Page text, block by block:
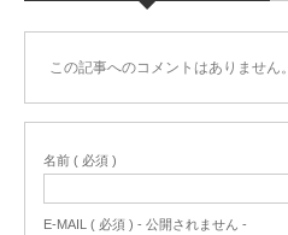
この記事へのコメントはありません。
名前 ( 必須 )
E-MAIL ( 必須 ) - 公開されません -